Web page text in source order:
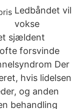
Ledbåndet vil
vokse
sjældent
forsvinde
Der
hvis lidelsen
og anden
behandling